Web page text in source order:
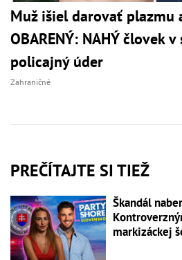
Muž išiel darovať plazmu
OBARENÝ: NAHÝ človek
policajný úder
Zahraničné
PREČÍTAJTE SI TIEŽ
Škandál
markizáckej